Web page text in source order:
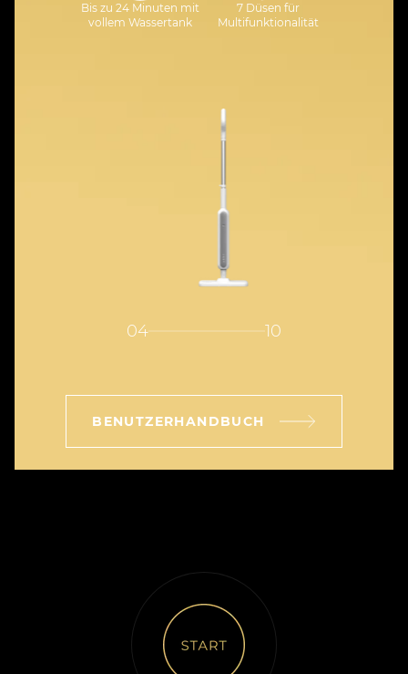
Bis zu 24 Minuten mit
vollem Wassertank
7 Düsen für
Multifunktionalität
04 10
BENUTZERHANDBUCH